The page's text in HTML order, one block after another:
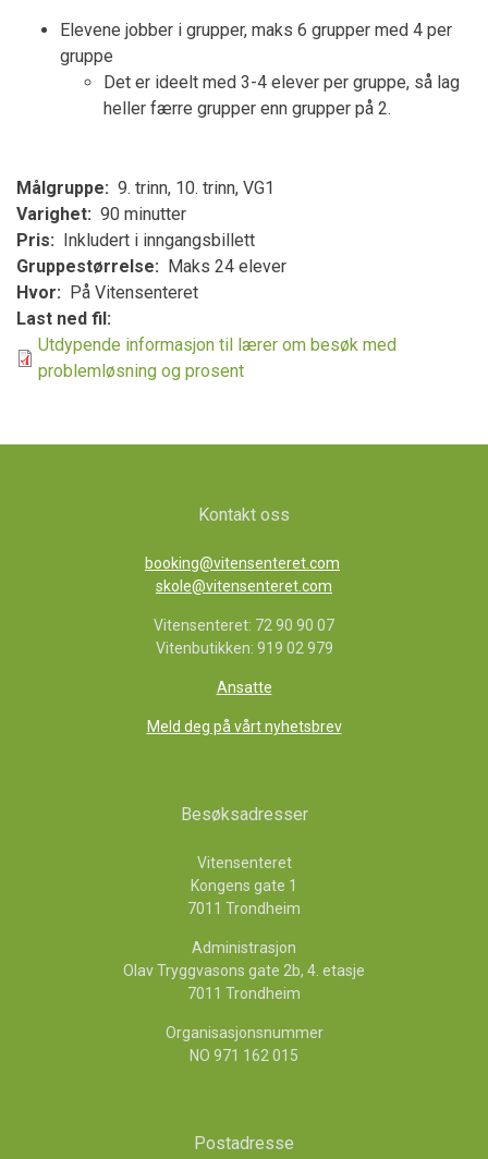
Elevene jobber i grupper, maks 6 grupper med 4 per
gruppe
Det er ideelt med 3-4 elever per gruppe, så lag
heller færre grupper enn grupper på 2.
Målgruppe
9. trinn, 10. trinn, VG1
Varighet
90 minutter
Pris
Inkludert i inngangsbillett
Gruppestørrelse
Maks 24 elever
Hvor
På Vitensenteret
Last ned fil
Utdypende informasjon til lærer om besøk med
problemløsning og prosent
Kontakt oss
booking@vitensenteret.com
skole@vitensenteret.com
Vitensenteret: 72 90 90 07
Vitenbutikken: 919 02 979
Ansatte
Meld deg på vårt nyhetsbrev
Besøksadresser
Vitensenteret
Kongens gate 1
7011 Trondheim
Administrasjon
Olav Tryggvasons gate 2b, 4. etasje
7011 Trondheim
Organisasjonsnummer
NO 971 162 015
Postadresse